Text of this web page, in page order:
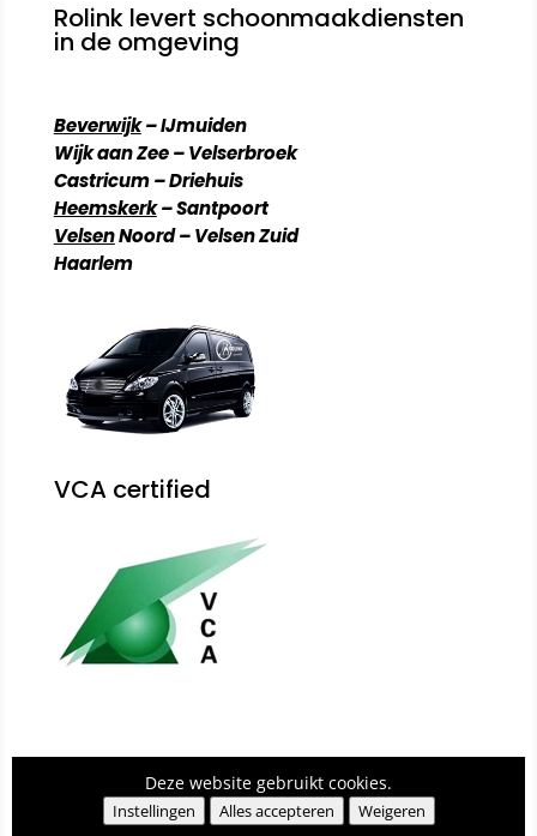
Rolink levert schoonmaakdiensten
in de omgeving
Beverwijk – IJmuiden
Wijk aan Zee – Velserbroek
Castricum – Driehuis
Heemskerk– Santpoort
VelsenNoord – Velsen Zuid
Haarlem
VCA certified
Power For Jobs
Deze website gebruikt cookies.
Instellingen Alles accepteren Weigeren